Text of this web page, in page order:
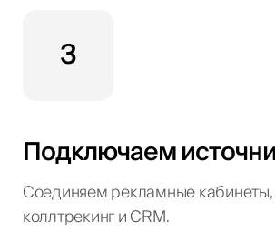
3
Подключаем
Соединяем рекламные кабинеты,
коллтрекинг и CRM.